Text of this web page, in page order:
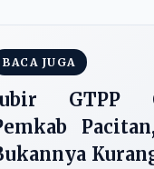
BACA JUGA
GTPP